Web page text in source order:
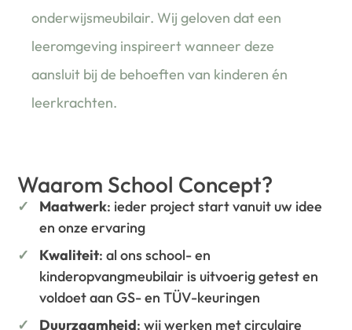
onderwijsmeubilair. Wij geloven dat een
leeromgeving inspireert wanneer deze
aansluit bij de behoeften van kinderen én
leerkrachten.
Waarom School Concept?
Maatwerk: ieder project start vanuit uw idee
en onze ervaring
Kwaliteit: al ons school- en
kinderopvangmeubilair is uitvoerig getest en
voldoet aan GS- en TÜV-keuringen
Duurzaamheid: wij werken met circulaire